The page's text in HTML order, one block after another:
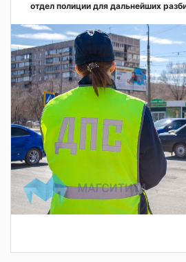
отдел полиции для дальнейших